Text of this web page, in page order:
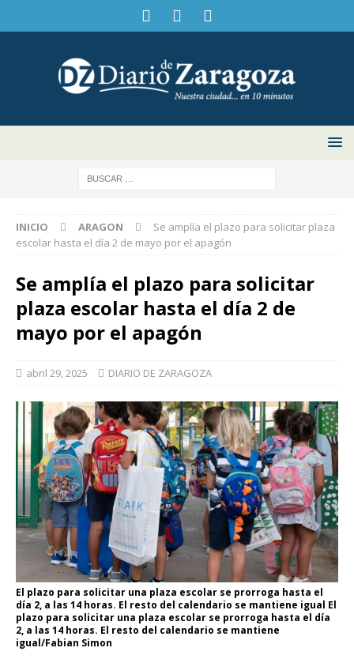
INICIO ARAGON
Se amplía el plazo para solicitar plaza
escolar hasta el día 2 de mayo por el apagón
Se amplía el plazo para solicitar
plaza escolar hasta el día 2 de
mayo por el apagón
abril 29, 2025 DIARIO DE ZARAGOZA
El plazo para solicitar una plaza escolar se prorroga hasta el
día 2, a las 14 horas. El resto del calendario se mantiene igual El
plazo para solicitar una plaza escolar se prorroga hasta el día
2, a las 14 horas. El resto del calendario se mantiene
igual/Fabian Simon